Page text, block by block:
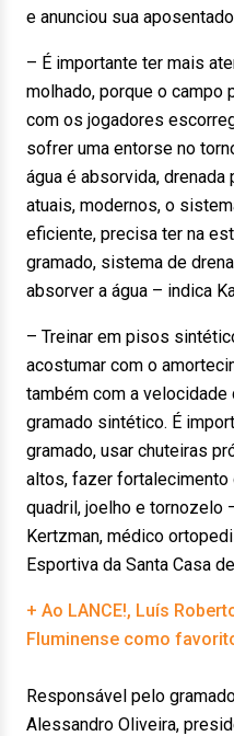
e anunciou sua
– É importante ter mais
molhado, porque o campo
com os jogadores
sofrer uma entorse no
água é absorvida,
atuais, modernos, o
eficiente, precisa ter na
gramado, sistema de
absorver a água – indica
– Treinar em pisos
acostumar com o
também com a velocidade
gramado sintético. É
gramado, usar chuteiras
altos, fazer fortalecimento
quadril, joelho e tornozelo
Kertzman, médico
Esportiva da Santa Casa
+ Ao LANCE!, Luís
Fluminense como
Responsável pelo
Alessandro Oliveira,